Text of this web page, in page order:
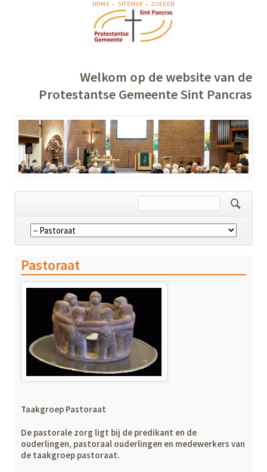
NAVIGATIE
OVERSLAAN
HOME SITEMAP ZOEKEN
Welkom op de website van de
Protestantse Gemeente Sint Pancras
Navigatie
overslaan
Pastoraat
Taakgroep Pastoraat
De pastorale zorg ligt bij de predikant en de
ouderlingen, pastoraal ouderlingen en medewerkers van
de taakgroep pastoraat.